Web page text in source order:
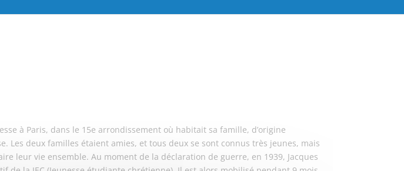
à Paris, dans le 15e arrondissement où habitait sa famille, d’origine
Les deux familles étaient amies, et tous deux se sont connus très jeunes, mais
leur vie ensemble. Au moment de la déclaration de guerre, en 1939, Jacques